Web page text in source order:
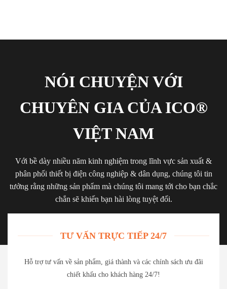
NÓI CHUYỆN VỚI
CHUYÊN GIA CỦA ICO®
VIỆT NAM
Với bề dày nhiều năm kinh nghiệm trong lĩnh vực sản xuất &
phân phối thiết bị điện công nghiệp & dân dụng, chúng tôi tin
tưởng rằng những sản phẩm mà chúng tôi mang tới cho bạn chắc
chắn sẽ khiến bạn hài lòng tuyệt đối.
TƯ VẤN TRỰC TIẾP 24/7
Hỗ trợ tư vấn về sản phẩm, giá thành và các chính sách ưu đãi
chiết khấu cho khách hàng 24/7!